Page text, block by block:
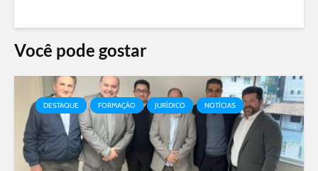
Você pode gostar
DESTAQUE FORMAÇÃO JURÍDICO NOTÍCIAS